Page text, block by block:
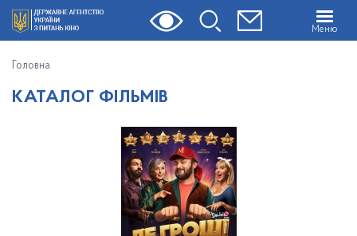
Меню
Головна
КАТАЛОГ ФІЛЬМІВ